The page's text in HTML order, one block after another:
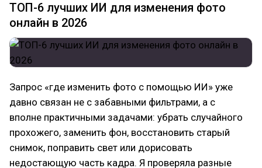
ТОП-6 лучших ИИ для изменения фото
онлайн в 2026
Запрос «где изменить фото с помощью ИИ» уже
давно связан не с забавными фильтрами, а с
вполне практичными задачами: убрать случайного
прохожего, заменить фон, восстановить старый
снимок, поправить свет или дорисовать
недостающую часть кадра. Я проверяла разные